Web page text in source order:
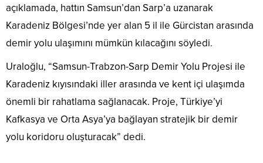
açıklamada, hattın Samsun’dan Sarp’a uzanarak
Karadeniz Bölgesi’nde yer alan 5 il ile Gürcistan arasında
demir yolu ulaşımını mümkün kılacağını söyledi.
Uraloğlu, “Samsun-Trabzon-Sarp Demir Yolu Projesi ile
Karadeniz kıyısındaki iller arasında ve kent içi ulaşımda
önemli bir rahatlama sağlanacak. Proje, Türkiye’yi
Kafkasya ve Orta Asya’ya bağlayan stratejik bir demir
yolu koridoru oluşturacak” dedi.